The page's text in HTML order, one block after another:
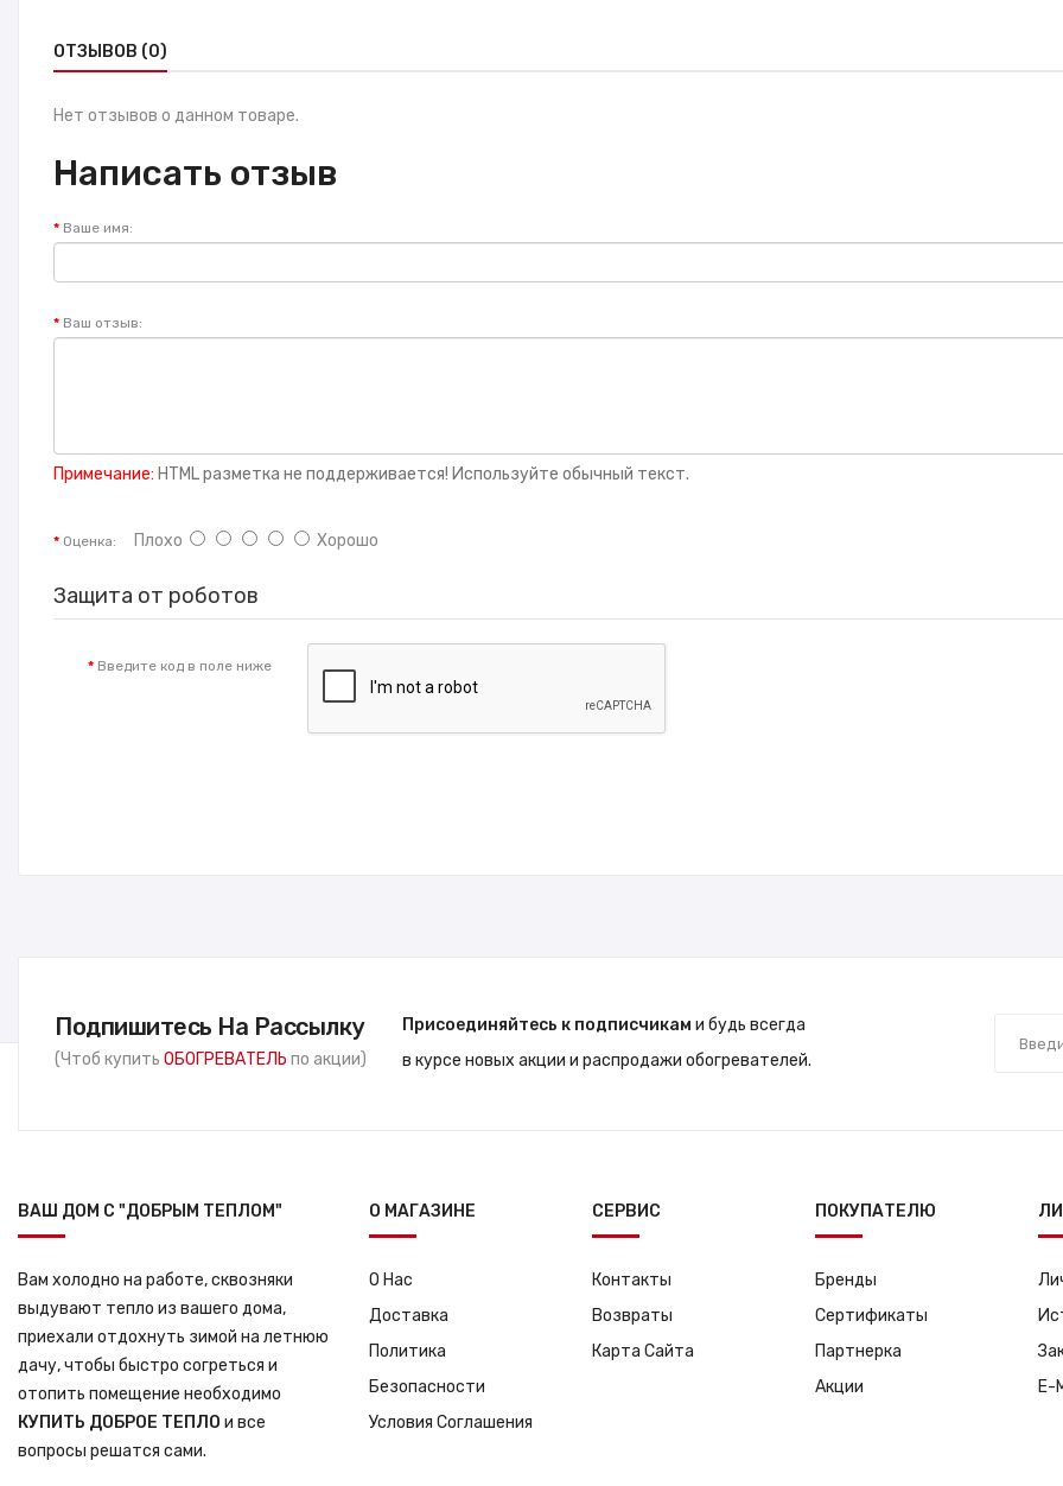
ОТЗЫВОВ (0)
Нет отзывов о данном товаре.
Написать отзыв
Ваше имя:
Ваш отзыв:
Примечание: HTML разметка не поддерживается! Используйте обычный текст.
Оценка: Плохо Хорошо
Защита от роботов
Введите код в поле ниже
Подпишитесь На Рассылку
(Чтоб купить ОБОГРЕВАТЕЛЬ по акции)
Присоединяйтесь к подписчикам и будь всегда
в курсе новых акции и распродажи обогревателей.
ВАШ ДОМ С "ДОБРЫМ ТЕПЛОМ"
Вам холодно на работе, сквозняки
выдувают тепло из вашего дома,
приехали отдохнуть зимой на летнюю
дачу, чтобы быстро согреться и
отопить помещение необходимо
КУПИТЬ ДОБРОЕ ТЕПЛО и все
вопросы решатся сами.
О МАГАЗИНЕ
О Нас
Доставка
Политика
Безопасности
Условия Соглашения
СЕРВИС
Контакты
Возвраты
Карта Сайта
ПОКУПАТЕЛЮ
Бренды
Сертификаты
Партнерка
Акции
E-